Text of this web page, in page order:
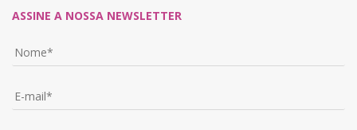
ASSINE A NOSSA NEWSLETTER